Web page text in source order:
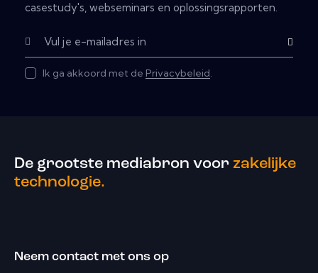
casestudy's, webseminars en oplossingsrapporten.
Ik ga akkoord met de Privacybeleid.
De grootste mediabron voor zakelijke
technologie.
Neem contact met ons op